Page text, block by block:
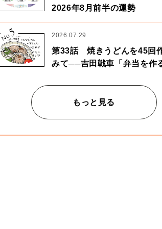
2026年8月前半の運勢
No.
5 2026.07.29
第33話 焼きうどんを45回
みて──吉田戦車「弁当を作
もっと見る